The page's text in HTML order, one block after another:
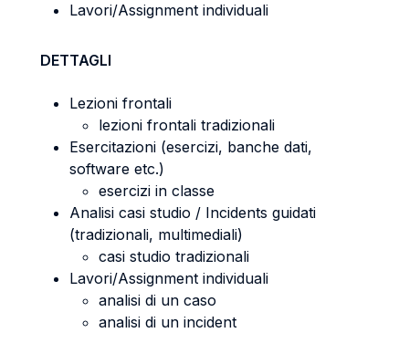
Lavori/Assignment individuali
DETTAGLI
Lezioni frontali
lezioni frontali tradizionali
Esercitazioni (esercizi, banche dati,
software etc.)
esercizi in classe
Analisi casi studio / Incidents guidati
(tradizionali, multimediali)
casi studio tradizionali
Lavori/Assignment individuali
analisi di un caso
analisi di un incident